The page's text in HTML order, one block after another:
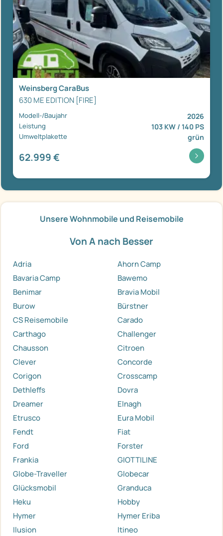
Weinsberg CaraBus
630 ME EDITION [FIRE]
Modell-/Baujahr 2026
Leistung 103 KW / 140 PS
Umweltplakette grün
62.999 €
Unsere Wohnmobile und Reisemobile
Von A nach Besser
Adria
Ahorn Camp
Bavaria Camp
Bawemo
Benimar
Bravia Mobil
Burow
Bürstner
CS Reisemobile
Carado
Carthago
Challenger
Chausson
Citroen
Clever
Concorde
Corigon
Crosscamp
Dethleffs
Dovra
Dreamer
Elnagh
Etrusco
Eura Mobil
Fendt
Fiat
Ford
Forster
Frankia
GIOTTILINE
Globe-Traveller
Globecar
Glücksmobil
Granduca
Heku
Hobby
Hymer
Hymer Eriba
Ilusion
Itineo